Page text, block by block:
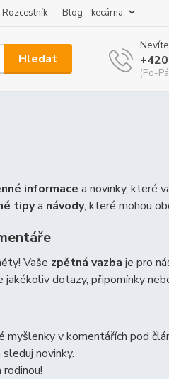
Rozcestník Blog - kecárna
Hledat
(Po-
informace a novinky, které
tipya návody, které mohou
Vaše zpětná vazba je pro
jakékoliv dotazy, připomínky
myšlenky v komentářích pod
novinky.